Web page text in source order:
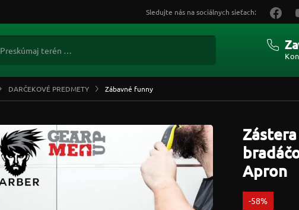
DARČEKOVÉ PREDMETY Zábavné funny
Apron
-58%
Sledujte nás na sociálnych sieťach: